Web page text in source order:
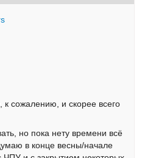
к сожалению, и скорее всего
но пока нету времени всё
в конце весны/начале